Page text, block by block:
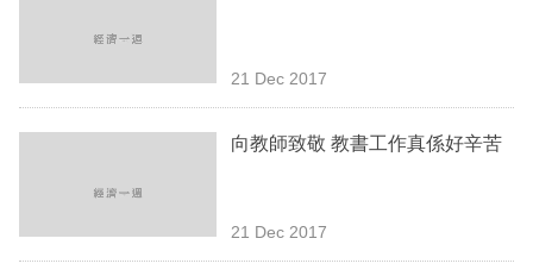
技
21 Dec 2017
向教師致敬 教書工作真係好辛苦
21 Dec 2017